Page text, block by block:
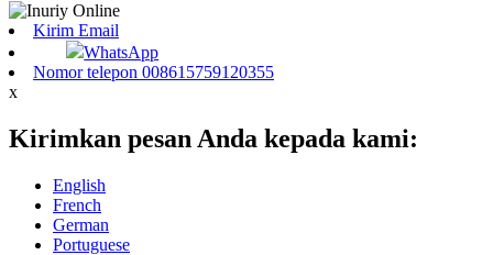
Kirim Email
WhatsApp
Nomor telepon 008615759120355
x
Kirimkan pesan Anda kepada kami:
English
French
German
Portuguese